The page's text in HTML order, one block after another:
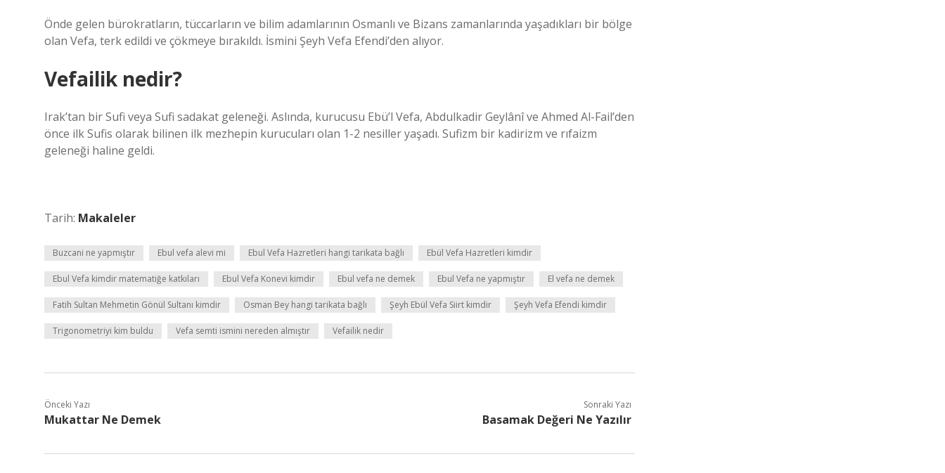
Önde gelen bürokratların, tüccarların ve bilim adamlarının Osmanlı ve Bizans zamanlarında yaşadıkları bir bölge
olan Vefa, terk edildi ve çökmeye bırakıldı. İsmini Şeyh Vefa Efendi’den alıyor.
Vefailik nedir?
Irak’tan bir Sufi veya Sufi sadakat geleneği. Aslında, kurucusu Ebü’l Vefa, Abdulkadir Geylânî ve Ahmed Al-Fail’den
önce ilk Sufis olarak bilinen ilk mezhepin kurucuları olan 1-2 nesiller yaşadı. Sufizm bir kadirizm ve rıfaizm
geleneği haline geldi.
Tarih: Makaleler
Buzcani ne yapmıştır Ebul vefa alevi mi Ebul Vefa Hazretleri hangi tarikata bağlı Ebül Vefa Hazretleri kimdir
Ebul Vefa kimdir matematiğe katkıları Ebul Vefa Konevi kimdir Ebul vefa ne demek Ebul Vefa ne yapmıştır El vefa ne demek
Fatih Sultan Mehmetin Gönül Sultanı kimdir Osman Bey hangi tarikata bağlı Şeyh Ebül Vefa Siirt kimdir Şeyh Vefa Efendi kimdir
Trigonometriyi kim buldu Vefa semti ismini nereden almıştır Vefailik nedir
Önceki Yazı
Mukattar Ne Demek
Sonraki Yazı
Basamak Değeri Ne Yazılır